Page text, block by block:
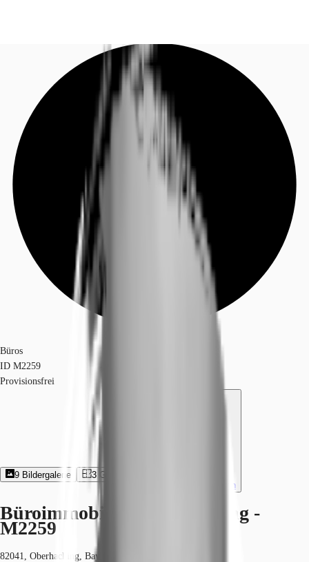
Investieren
Marktinformationen
Coworking
Ihre Ansprechpartner
Favoriten
Jetzt anrufen Kontaktieren Sie uns
Büros
ID M2259
Provisionsfrei
9 Bildergalerie 3 Grundriss
Exposé herunterladen
Büroimmobilie - Oberhaching -
M2259
82041, Oberhaching, Bayern